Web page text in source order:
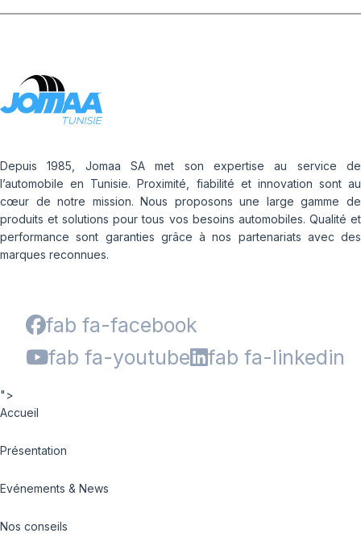
Depuis 1985, Jomaa SA met son expertise au service de
l’automobile en Tunisie. Proximité, fiabilité et innovation sont au
cœur de notre mission. Nous proposons une large gamme de
produits et solutions pour tous vos besoins automobiles. Qualité et
performance sont garanties grâce à nos partenariats avec des
marques reconnues.
fab fa-facebook
fab fa-youtube
fab fa-linkedin
">
Accueil
Présentation
Evénements & News
Nos conseils